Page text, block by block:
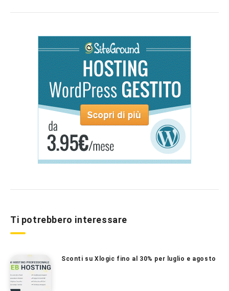
Ti potrebbero interessare
Sconti su Xlogic fino al 30% per luglio e agosto